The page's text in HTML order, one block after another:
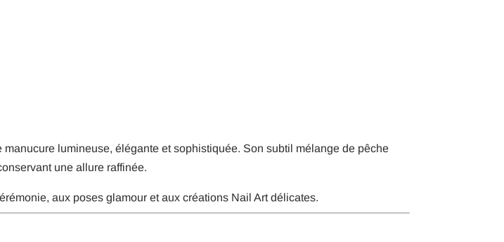
lumineuse, élégante et sophistiquée. Son subtil mélange de pêche
une allure raffinée.
aux poses glamour et aux créations Nail Art délicates.